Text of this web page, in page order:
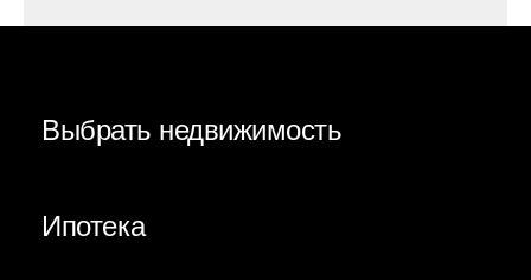
Выбрать недвижимость
Ипотека